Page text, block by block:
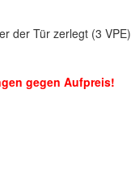
der Tür zerlegt (3 VPE)
gegen Aufpreis!